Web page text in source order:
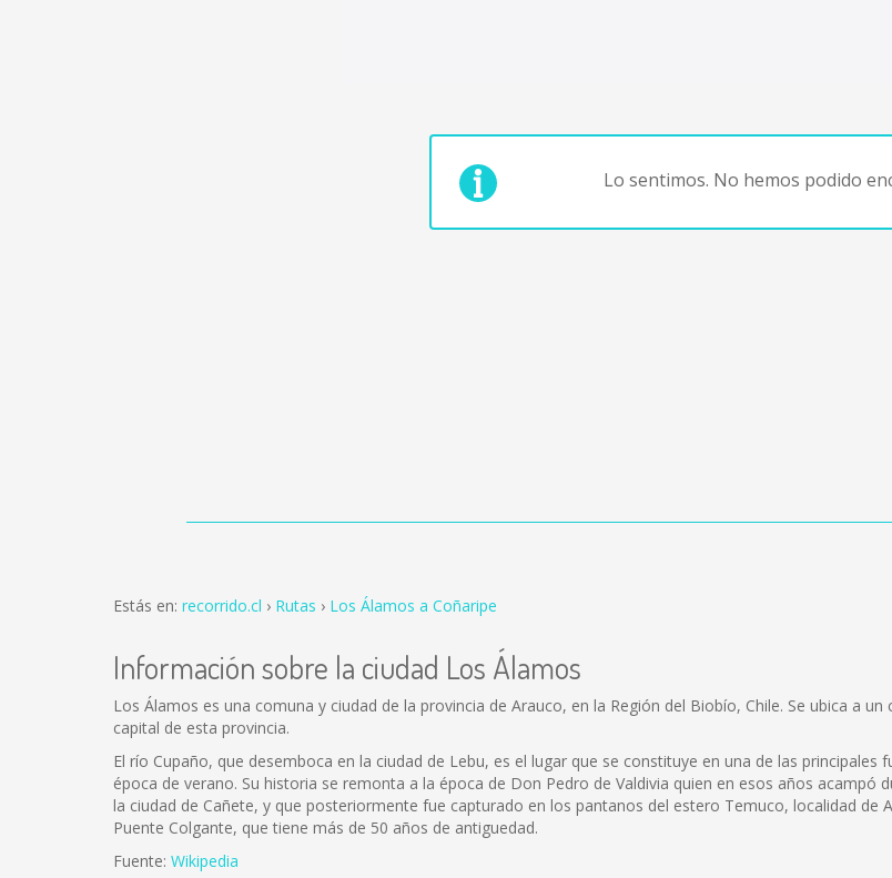
Lo sentimos. No hemos podido
Estás en: recorrido.cl Rutas Los Álamos a Coñaripe
Información sobre la ciudad Los Álamos
Los Álamos es una comuna y ciudad de la provincia de Arauco, en la Región del Biobío, Chile. Se ubica a
capital de esta provincia.
El río Cupaño, que desemboca en la ciudad de Lebu, es el lugar que se constituye en una de las
época de verano. Su historia se remonta a la época de Don Pedro de Valdivia quien en esos años acampó
la ciudad de Cañete, y que posteriormente fue capturado en los pantanos del estero Temuco, localidad de
Puente Colgante, que tiene más de 50 años de antiguedad.
Fuente: Wikipedia